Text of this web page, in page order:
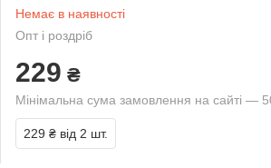
Немає в наявності
Опт і роздріб
229 ₴
Мінімальна сума замовлення на сайті —
229 ₴ від 2 шт.